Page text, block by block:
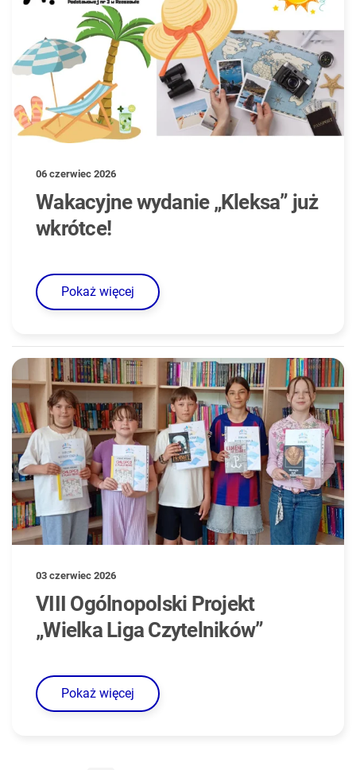
06 czerwiec 2026
Wakacyjne wydanie „Kleksa” już
wkrótce!
Pokaż więcej
03 czerwiec 2026
VIII Ogólnopolski Projekt
„Wielka Liga Czytelników”
Pokaż więcej